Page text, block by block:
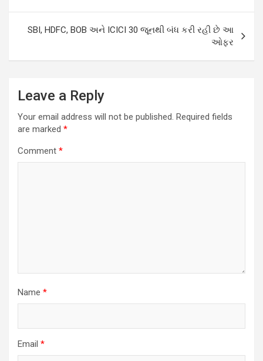
SBI, HDFC, BOB અને ICICI 30 જૂનથી બંધ કરી રહી છે આ
ઓફર
Leave a Reply
Your email address will not be published. Required fields
are marked *
Comment *
Name *
Email *